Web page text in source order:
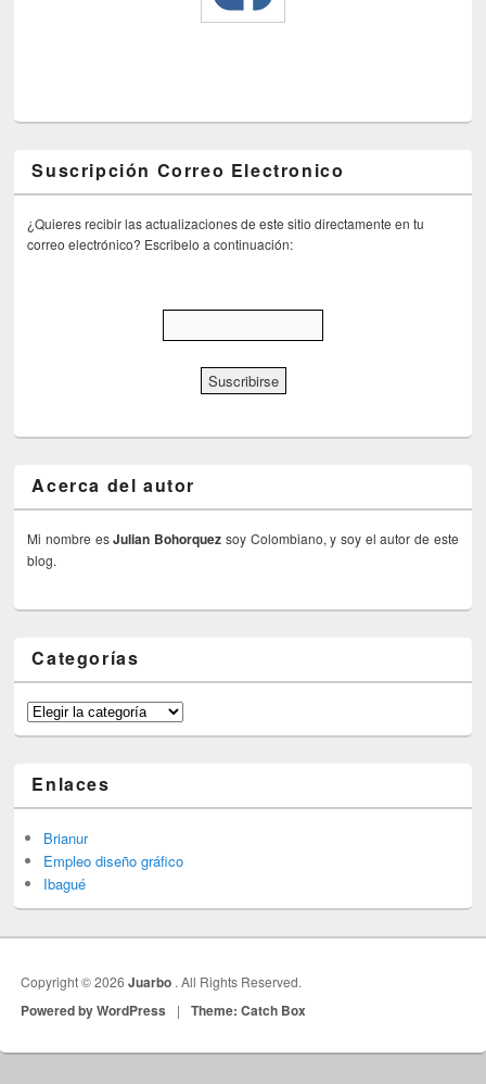
Suscripción Correo Electronico
¿Quieres recibir las actualizaciones de este sitio directamente en tu
correo electrónico? Escribelo a continuación:
Acerca del autor
Mi nombre esJulian Bohorquez soy Colombiano, y soy el autor de este
blog.
Categorías
Categorías
Enlaces
Brianur
Empleo diseño gráfico
Ibagué
Copyright © 2026Juarbo . All Rights Reserved.
Powered by WordPress | Theme: Catch Box